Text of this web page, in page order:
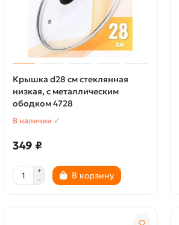
Крышка d28 см стеклянная
низкая, с металлическим
ободком 4728
В наличии ✓
349 ₽
В корзину